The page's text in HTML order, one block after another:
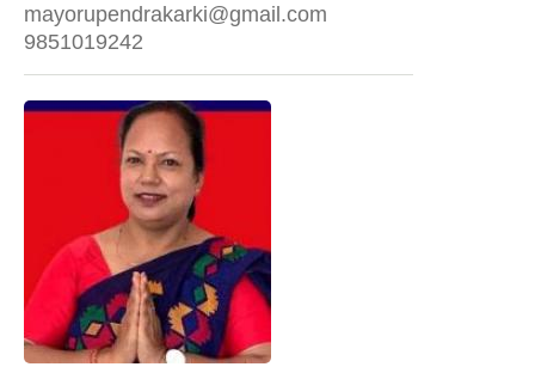
mayorupendrakarki@gmail.com
9851019242